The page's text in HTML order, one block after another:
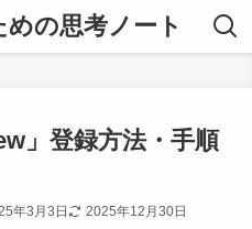
の思考ノート
」登録方法・手順
年3月3日 2025年12月30日